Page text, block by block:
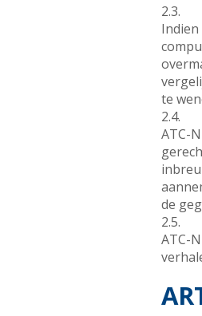
2.3.
te
2.4.
ATC-
de
2.5.
ATC-